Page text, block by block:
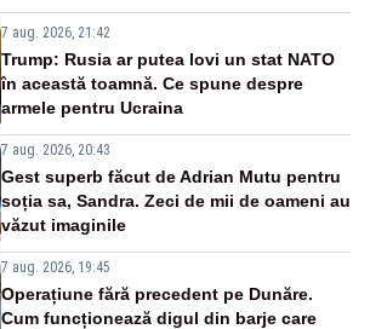
7 aug. 2026, 21:42
Trump: Rusia ar putea lovi un stat NATO
în această toamnă. Ce spune despre
armele pentru Ucraina
7 aug. 2026, 20:43
Gest superb făcut de Adrian Mutu pentru
soția sa, Sandra. Zeci de mii de oameni au
văzut imaginile
7 aug. 2026, 19:45
Operațiune fără precedent pe Dunăre.
Cum funcționează digul din barje care